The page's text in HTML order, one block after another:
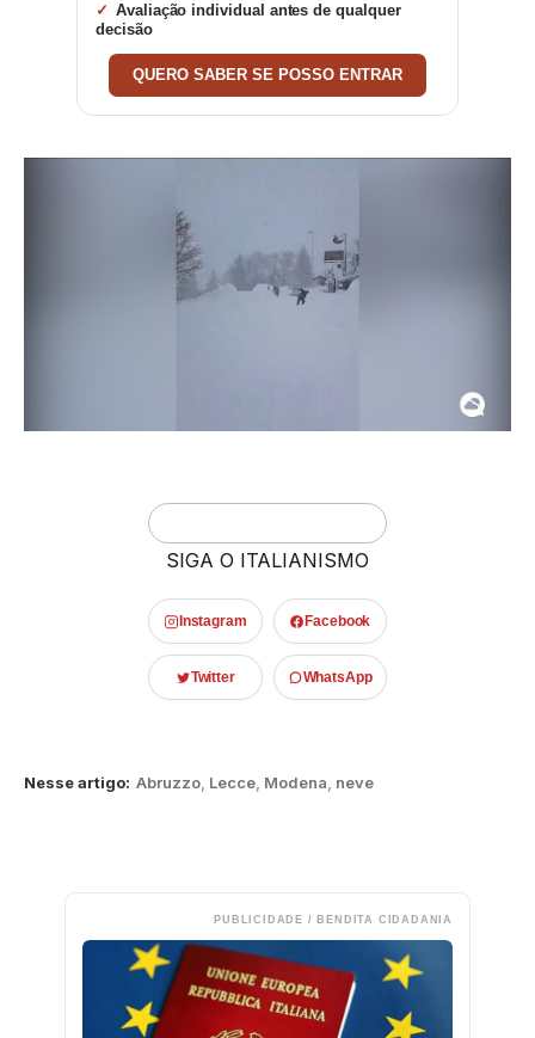
Avaliação individual antes de qualquer
decisão
QUERO SABER SE POSSO ENTRAR
SIGA O ITALIANISMO
Instagram Facebook
Twitter WhatsApp
Nesse artigo: Abruzzo, Lecce, Modena, neve
PUBLICIDADE / BENDITA CIDADANIA